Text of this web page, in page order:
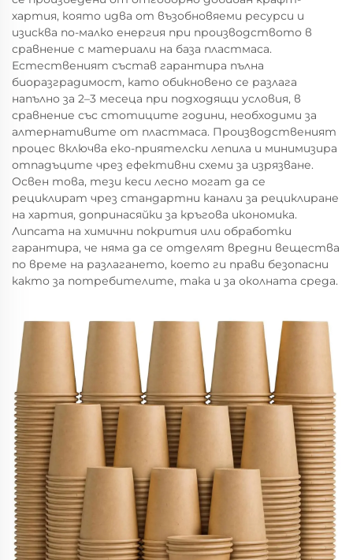
хартия, която идва от възобновяеми ресурси и
изисква по-малко енергия при производството в
сравнение с материали на база пластмаса.
Естественият състав гарантира пълна
биоразградимост, като обикновено се разлага
напълно за 2–3 месеца при подходящи условия, в
сравнение със стотиците години, необходими за
алтернативите от пластмаса. Производственият
процес включва еко-приятелски лепила и минимизира
отпадъците чрез ефективни схеми за изрязване.
Освен това, тези кеси лесно могат да се
рециклират чрез стандартни канали за рециклиране
на хартия, допринасяйки за кръгова икономика.
Липсата на химични покрития или обработки
гарантира, че няма да се отделят вредни вещества
по време на разлагането, което ги прави безопасни
както за потребителите, така и за околната среда.